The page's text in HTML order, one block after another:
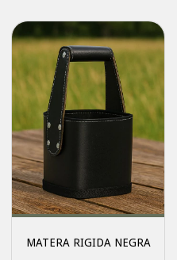
MATERA RIGIDA NEGRA